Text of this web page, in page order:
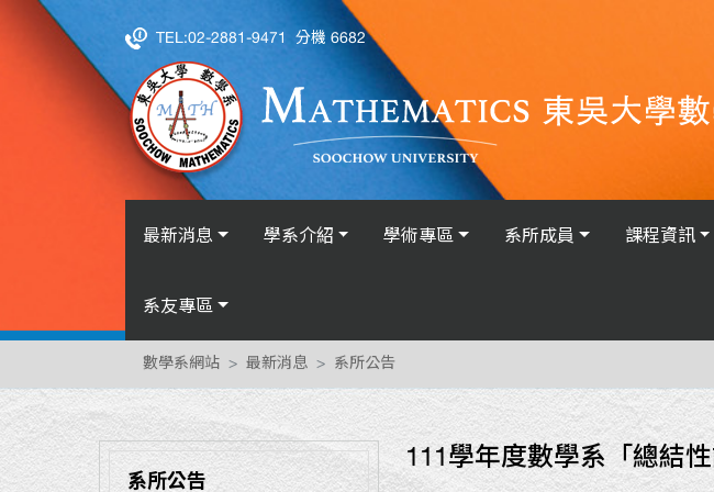
TEL:02-2881-9471 分機 6682
最新消息 學系介紹 學術專區 系所成員 課程資訊
系友專區
數學系網站 最新消息 系所公告
系所公告
111學年度數學系「總結